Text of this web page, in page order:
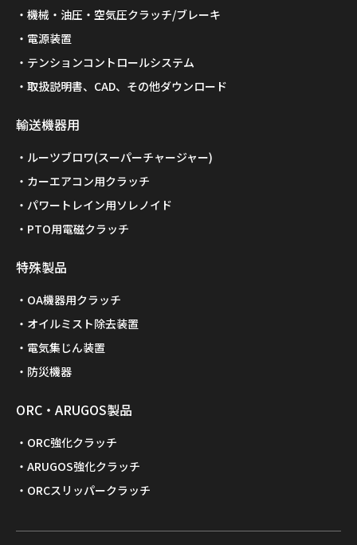
機械・油圧・空気圧クラッチ/ブレーキ
電源装置
テンションコントロールシステム
取扱説明書、CAD、その他ダウンロード
輸送機器用
ルーツブロワ(スーパーチャージャー)
カーエアコン用クラッチ
パワートレイン用ソレノイド
PTO用電磁クラッチ
特殊製品
OA機器用クラッチ
オイルミスト除去装置
電気集じん装置
防災機器
ORC・ARUGOS製品
ORC強化クラッチ
ARUGOS強化クラッチ
ORCスリッパークラッチ